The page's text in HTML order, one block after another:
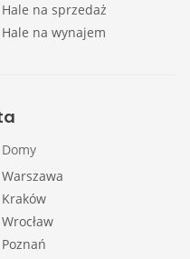
Hale na sprzedaż
Hale na wynajem
Domy
Warszawa
Kraków
Wrocław
Poznań